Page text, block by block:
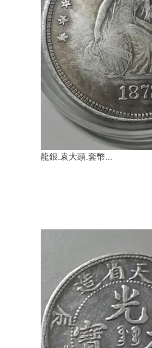
龍銀.袁大頭.套幣...